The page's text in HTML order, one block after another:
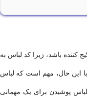
باشد، زیرا کد لباس به
این حال، مهم است که لباس
پوشیدن برای یک مهمانی